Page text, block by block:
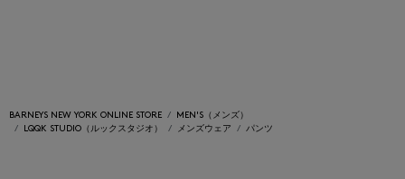
BARNEYS NEW YORK ONLINE STORE
MEN'S（メンズ）
LQQK STUDIO（ルックスタジオ）
メンズウェア パンツ